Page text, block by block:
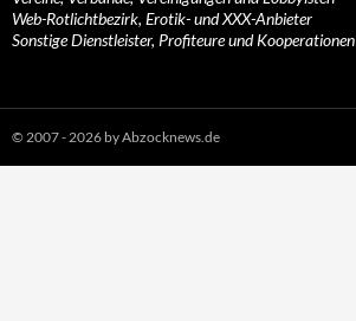
Web-Rotlichtbezirk, Erotik- und XXX-Anbieter
Sonstige Dienstleister, Profiteure und Kooperationen
© 2007 - 2026 by Abzocknews.de